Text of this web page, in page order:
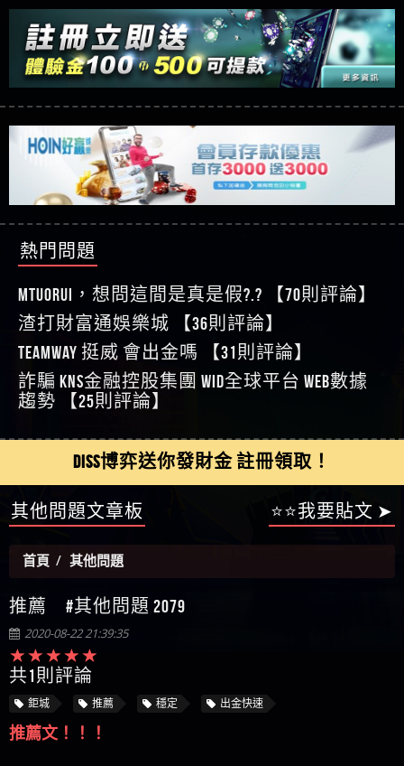
金 被M.L.Edge詐騙的錢一招拿回
不是詐騙 Robinhood是真的嗎 被Robinhood詐騙的錢怎
麼辦 本文教你如何拿回被騙資金
資金賴zg369】FLTO是詐騙嗎 FLTO是不是詐騙 FLTO是
真的嗎 被FLTO詐騙的錢怎麼辦 本文教你如何拿回
被騙資金
【其他問題】 遇詐騙求救賴【zg369】八旬老翁被
ALYWS詐騙家破人亡 ALYWS是真的嗎 ALYWS是不是詐騙
ALYWS是詐騙嗎 （ALYWS）無法出金 請小心群組暗椿
【其他問題】 一招教你揭秘新型詐騙手法 （受害
者免費援助賴zg369）當當詐騙 當當是不是詐騙 當
當是真的嗎 當當是詐騙嗎 六旬老婦深信當當高獲
利回報被騙的家破人亡
【其他問題】用理性數據指路，開啟你的高回報
娛樂之旅
【其他問題】【老玩家不藏私】2025 線上老虎機
這樣挑！RTP、波動率和平台安全的全攻略！
【推薦博弈】這款《ATG 武俠》老虎機真的猛！玩
過才知道什麼叫超過3萬種中獎方式！
【推薦博弈】BNG電子遊戲完整攻略！熱門老虎
機、集鴻運玩法、獨家試玩一次看！
【其他問題】【2025】ATG試玩必看！戰神賽特
51,000倍數玩法攻略，輕鬆稱霸老虎機！
【其他問題】「拆解力智投資詐騙套路緊急追討
賴zg369」力智投資是不是詐騙 力智投資是真的嗎
力智投資是詐騙嗎 南部老翁還在癡迷力智投資高
回報獲利 請不要在匯款
【其他問題】 【遇天盛商行詐騙追回資金賴
zg369】天盛商行詐騙 天盛商行是不是詐騙 天盛商
行是真的嗎 天盛商行是詐騙嗎 被天盛商行詐騙一
招教你拿回
【其他問題】 受害者援助賴【zg369】退休老翁被
大戶e點靈詐騙痛不欲生 大戶e點靈是真的嗎 大戶e
點靈是不是詐騙 大戶e點靈是詐騙嗎 大戶e點靈無
法出金 （大戶e點靈）教你如何規避詐騙陷阱
【其他問題】 弘記投資詐騙持續收割國人中【免
費討回資金賴zg369】弘記投資是詐騙嗎 弘記投資
是不是詐騙 弘記投資是真的嗎 被弘記投資詐騙的
錢怎麼辦 本文教你如何拿回被騙資金
【其他問題】 被騙追回賴【zg369】KnTop利用新型
詐騙手法欺詐群眾 KnTop是真的嗎 KnTop是不是詐騙
KnTop是詐騙嗎 【KnTop】KnTop無法出金 被KnTop詐騙
的錢一招拿回
【其他問題】機台運算專案詐騙持續收割國人中
【免費討回資金賴zg369】機台運算專案是詐騙嗎
機台運算專案是不是詐騙 機台運算專案是真的嗎
被機台運算專案詐騙的錢怎麼辦 本文教你如何拿
回被騙資金
【其他問題】 Hoyabit詐騙持續收割國人中【免費
討回資金賴zg369】Hoyabit是詐騙嗎 Hoyabit是不是詐
騙 Hoyabit是真的嗎 被HoyabitHoyabit詐騙的錢怎麼辦
本文教你如何拿回被騙資金
【其他問題】KS.M多元化行銷詐騙持續收割國人
中【免費討回資金賴zg369】KS.M多元化行銷是詐
騙嗎 KS.M多元化行銷是不是詐騙 KS.M多元化行銷是
真的嗎 被KS.M多元化行銷詐騙的錢怎麼辦 本文教
【其他問題】免費追回賴「zg369」深度解析野原
家 Family & Love如何詐騙 野原家 Family & Love是不是詐
騙 野原家 Family & Love是真的嗎 野原家 Family & Love是
【其他問題】元盈橋詐騙持續收割國人中【免費
討回資金賴zg369】元盈橋是詐騙嗎 元盈橋是不是
本文教你如何拿回被騙資金
【其他問題】被騙追回賴【zg369】M.L.Edge利用新
是詐騙 M.L.Edge是詐騙嗎 【M.L.Edge】M.L.Edge無法出
金 被M.L.Edge詐騙的錢一招拿回
費討回資金賴zg369】Robinhood是詐騙嗎 Robinhood是
不是詐騙 Robinhood是真的嗎 被Robinhood詐騙的錢怎
麼辦 本文教你如何拿回被騙資金
【其他問題】FLTO詐騙持續收割國人中【免費討回
資金賴zg369】FLTO是詐騙嗎 FLTO是不是詐騙 FLTO是
真的嗎 被FLTO詐騙的錢怎麼辦 本文教你如何拿回
被騙資金
【其他問題】 遇詐騙求救賴【zg369】八旬老翁被
ALYWS詐騙家破人亡 ALYWS是真的嗎 ALYWS是不是詐騙
ALYWS是詐騙嗎 （ALYWS）無法出金 請小心群組暗椿
【其他問題】 一招教你揭秘新型詐騙手法 （受害
者免費援助賴zg369）當當詐騙 當當是不是詐騙 當
當是真的嗎 當當是詐騙嗎 六旬老婦深信當當高獲
利回報被騙的家破人亡
好厲
【陳順堪】黑網不出金
【黃伊珊】不推薦爛公司
【陳順堪】星匯娛樂城出金幾次後贏錢就不給出
金
【陳順堪】黑網出金幾次後贏了就不出金出
【玩運彩】
【asd】唬爛不出金黑網垃圾平台
【蘇俊曄】所以會出金嗎現在也是一樣的狀況
【侯依揚】廢物喔
【傑】推代理真的好相處
回答
【王亞廷】LINE:kK605638
【王亞廷】#免費手遊#錢龍皇ONLINE#http
【傑】真的
【蔡如軒】黑網一個呵呵
【Wei】讚
【沈樂慧】又是九州??爛死了黑網不要玩
【林伊依】爛死了拉贏錢直接鎖帳號可以去吃屎
【陳靜茹】推薦小畢，我也是小畢的會員～～
【AVA娛樂城】還會自己做假對話來毀謗欸哈哈哈
【陳順堪】黑網不出金
【黃伊珊】不推薦爛公司
【陳順堪】星匯娛樂城出金幾次後贏錢就不給出
金
【陳順堪】黑網出金幾次後贏了就不出金出
【玩運彩】
【蘇俊曄】所以會出金嗎現在也是一樣的狀況
【侯依揚】廢物喔
熱門問題
MTUORUi，想問這間是真是假?.? 【70則評論】
渣打財富通娛樂城 【36則評論】
TEAMWAY 挺威 會出金嗎 【31則評論】
詐騙 kns金融控股集團 WID全球平台 WEB數據
趨勢 【25則評論】
DISS博弈送你發財金 註冊領取！
其他問題文章板 ⭐⭐我要貼文 ➤
首頁 其他問題
推薦 #其他問題 2079
2020-08-22 21:39:35
共1則評論
鉅城 推薦 穩定 出金快速
推薦文！！！